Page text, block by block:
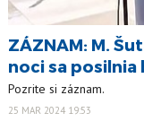
ZÁZNAM: M.
noci sa
Pozrite si záznam.
25 MAR 2024 19:53